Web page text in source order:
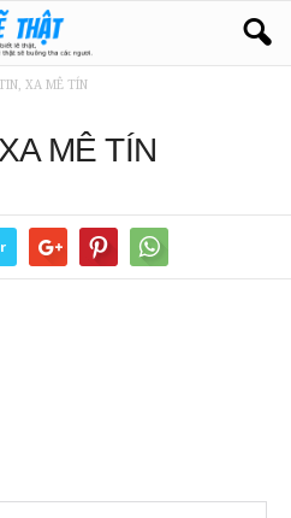
XA MÊ TÍN
MÊ TÍN